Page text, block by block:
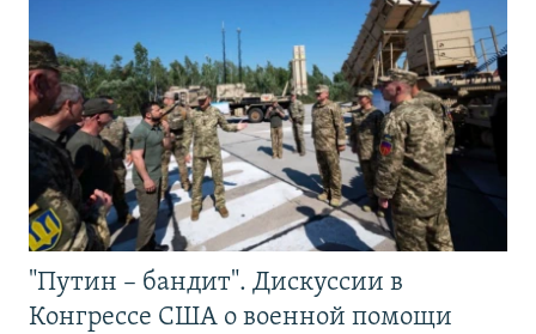
"Путин – бандит". Дискуссии в
Конгрессе США о военной помощи